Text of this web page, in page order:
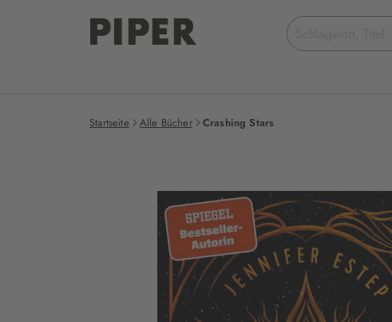
Suchbegriff
eingeben
Startseite Alle Bücher Crashing Stars
Produktbilder
zum
Buch